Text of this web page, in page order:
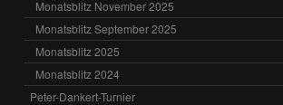
Monatsblitz November 2025
Monatsblitz September 2025
Monatsblitz 2025
Monatsblitz 2024
Peter-Dankert-Turnier